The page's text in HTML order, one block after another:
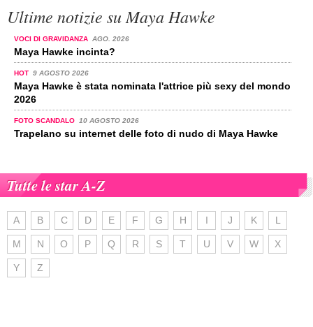
Ultime notizie su Maya Hawke
VOCI DI GRAVIDANZA AGO. 2026
Maya Hawke incinta?
HOT 9 AGOSTO 2026
Maya Hawke è stata nominata l'attrice più sexy del mondo
2026
FOTO SCANDALO 10 AGOSTO 2026
Trapelano su internet delle foto di nudo di Maya Hawke
Tutte le star A-Z
A B C D E F G H I J K L
M N O P Q R S T U V W X
Y Z